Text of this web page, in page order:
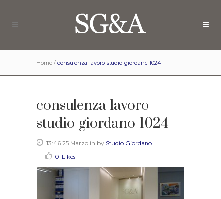
Home / consulenza-lavoro-studio-giordano-1024
consulenza-lavoro-
studio-giordano-1024
13:46 25 Marzo in by Studio Giordano
0 Likes